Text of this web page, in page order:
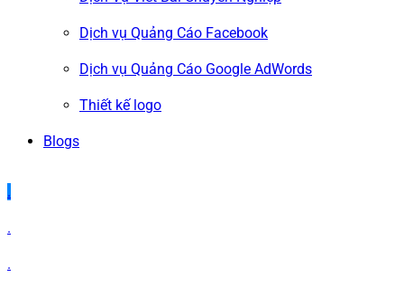
Dịch vụ Quảng Cáo Facebook
Dịch vụ Quảng Cáo Google AdWords
Thiết kế logo
Blogs
.
.
.